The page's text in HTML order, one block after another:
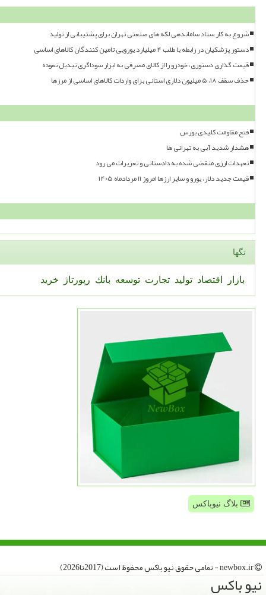
شروع به کار ستاد ساماندهی لکه های صنعتی تهران برای پشتیبانی از تولید
دستور پزشکیان در رابطه با طلب ۴ میلیارد یورویی تامین کنندگان کالاهای اساسی
قیمت گذاری دستوری، خودرو را از کالای مصرفی به ابزار سوداگری تبدیل نموده
حذف سقف ۱۸، ۵ میلیون دلاری استانی برای واردات کالاهای اساسی از مرزها
فتح مقاومت کلیدی بورس
هشدار شدید آبی به تهرانی ها
تعهدات ارزی منقضی شده به دادستانی و تعزیرات می رود
قیمت جدید دلار، یورو و سایر ارزها امروز ۱۱ مردادماه ۱۴۰۵
تگها
بازار اقتصاد تولید تجارت توسعه بانك رپورتاژ خرید
بلاگ نیوباکس
نیو باكس